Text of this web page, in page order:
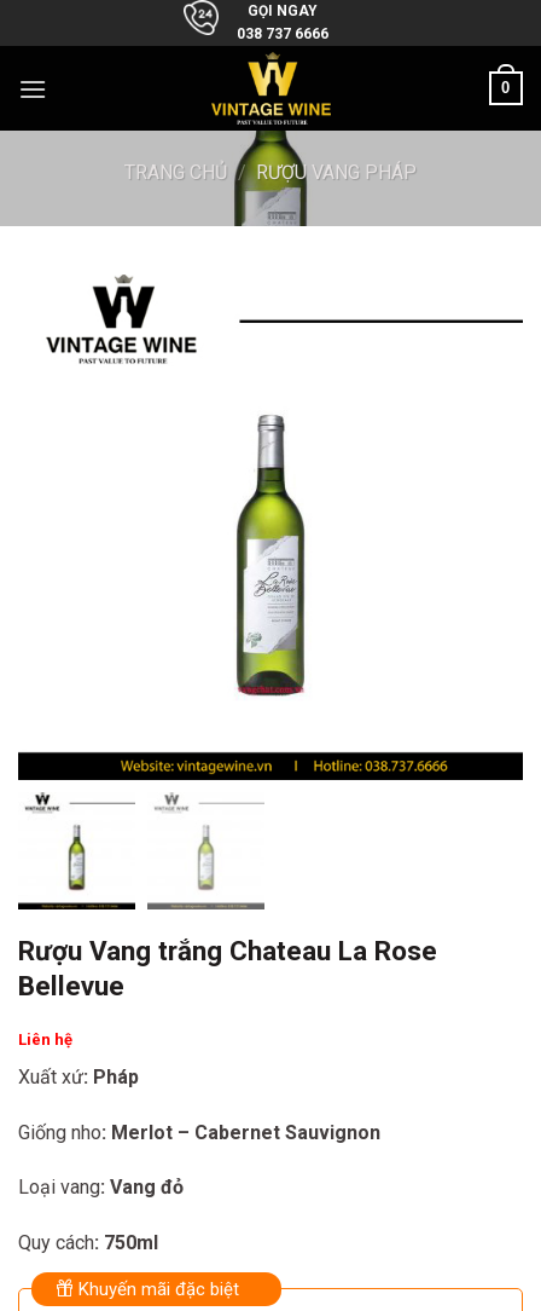
to
GỌI NGAY
038 737 6666
0
TRANG CHỦ / RƯỢU VANG PHÁP
Rượu Vang trắng Chateau La Rose
Bellevue
Liên hệ
Xuất xứ: Pháp
Giống nho: Merlot – Cabernet Sauvignon
Loại vang: Vang đỏ
Quy cách: 750ml
Khuyến mãi đặc biệt